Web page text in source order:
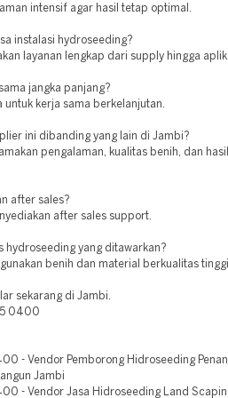
intensif agar hasil tetap optimal.
instalasi hydroseeding?
layanan lengkap dari supply hingga
jangka panjang?
untuk kerja sama berkelanjutan.
ini dibanding yang lain di Jambi?
pengalaman, kualitas benih, dan
after sales?
after sales support.
hydroseeding yang ditawarkan?
benih dan material berkualitas
sekarang di Jambi.
0400
- Vendor Pemborong Hidroseeding
Jambi
- Vendor Jasa Hidroseeding Land